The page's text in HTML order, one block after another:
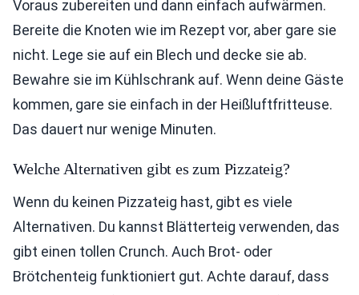
Voraus zubereiten und dann einfach aufwärmen.
Bereite die Knoten wie im Rezept vor, aber gare sie
nicht. Lege sie auf ein Blech und decke sie ab.
Bewahre sie im Kühlschrank auf. Wenn deine Gäste
kommen, gare sie einfach in der Heißluftfritteuse.
Das dauert nur wenige Minuten.
Welche Alternativen gibt es zum Pizzateig?
Wenn du keinen Pizzateig hast, gibt es viele
Alternativen. Du kannst Blätterteig verwenden, das
gibt einen tollen Crunch. Auch Brot- oder
Brötchenteig funktioniert gut. Achte darauf, dass